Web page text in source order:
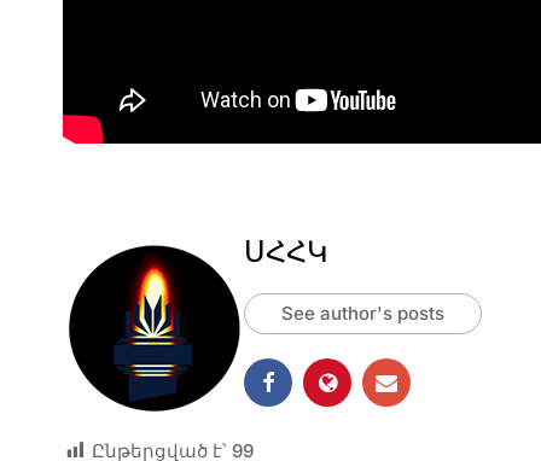
ՍՀՀԿ
See author's posts
Ընթերցված է՝ 99